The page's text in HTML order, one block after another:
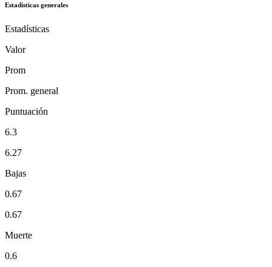
Estadísticas generales
Estadísticas
Valor
Prom
Prom. general
Puntuación
6.3
6.27
Bajas
0.67
0.67
Muerte
0.6